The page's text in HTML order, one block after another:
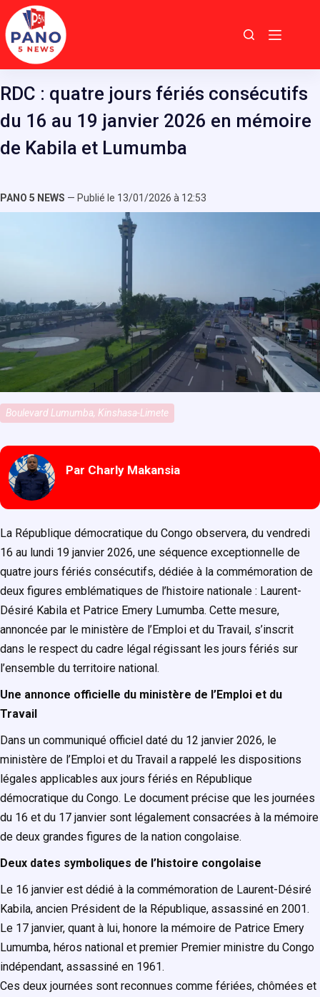
Passer
au
contenu
RDC : quatre jours fériés consécutifs
du 16 au 19 janvier 2026 en mémoire
de Kabila et Lumumba
PANO 5 NEWS — Publié le 13/01/2026 à 12:53
Boulevard Lumumba, Kinshasa-Limete
Par Charly Makansia
La République démocratique du Congo observera, du vendredi
16 au lundi 19 janvier 2026, une séquence exceptionnelle de
quatre jours fériés consécutifs, dédiée à la commémoration de
deux figures emblématiques de l’histoire nationale : Laurent-
Désiré Kabila et Patrice Emery Lumumba. Cette mesure,
annoncée par le ministère de l’Emploi et du Travail, s’inscrit
dans le respect du cadre légal régissant les jours fériés sur
l’ensemble du territoire national.
Une annonce officielle du ministère de l’Emploi et du
Travail
Dans un communiqué officiel daté du 12 janvier 2026, le
ministère de l’Emploi et du Travail a rappelé les dispositions
légales applicables aux jours fériés en République
démocratique du Congo. Le document précise que les journées
du 16 et du 17 janvier sont légalement consacrées à la mémoire
de deux grandes figures de la nation congolaise.
Deux dates symboliques de l’histoire congolaise
Le 16 janvier est dédié à la commémoration de Laurent-Désiré
Kabila, ancien Président de la République, assassiné en 2001.
Le 17 janvier, quant à lui, honore la mémoire de Patrice Emery
Lumumba, héros national et premier Premier ministre du Congo
indépendant, assassiné en 1961.
Ces deux journées sont reconnues comme fériées, chômées et